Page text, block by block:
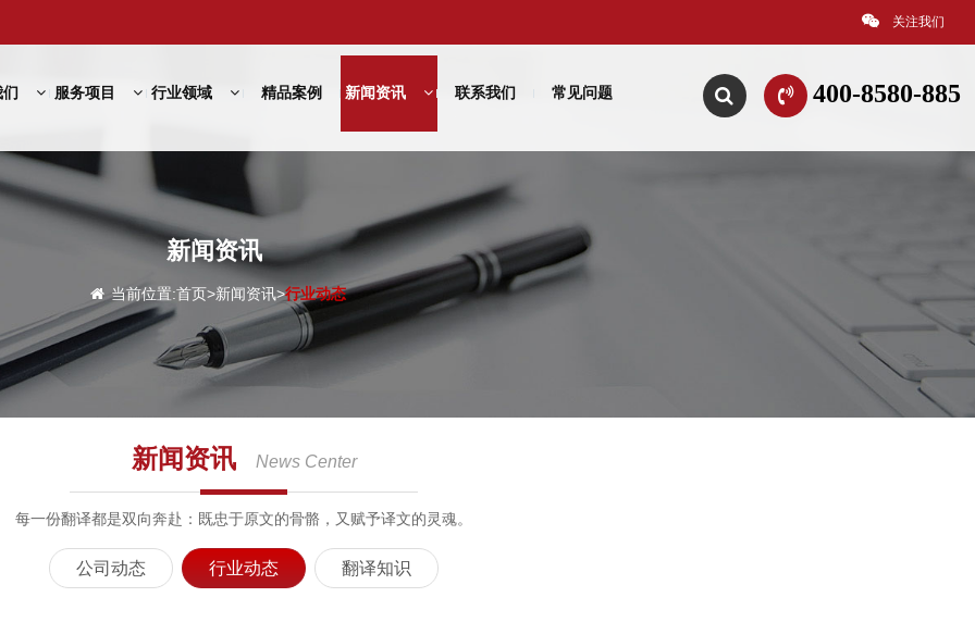
关注我们
400-8580-885
服务项目 行业领域 精品案例 新闻资讯 联系我们 常见问题
新闻资讯
当前位置:首页>新闻资讯>行业动态
新闻资讯 News Center
每一份翻译都是双向奔赴：既忠于原文的骨骼，又赋予译文的灵魂。
公司动态 行业动态 翻译知识